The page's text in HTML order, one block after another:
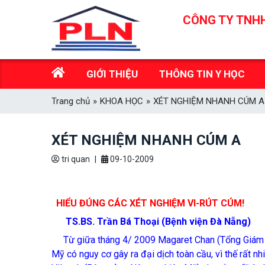
CÔNG TY
GIỚI THIỆU THÔNG TIN Y HỌC
Trang chủ » KHOA HỌC » XÉT NGHIỆM NHANH CÚM A
XÉT NGHIỆM NHANH CÚM A
tri quan 09-10-2009
HIỂU ĐÚNG CÁC XÉT NGHIỆM VI-RÚT CÚM!
TS.BS. Trần Bá Thoại (Bệnh viện Đà Nẵng)
Từ giữa tháng 4/ 2009 Magaret Chan (Tổng
Mỹ có nguy cơ gây ra đại dịch toàn cầu, vì thế rất